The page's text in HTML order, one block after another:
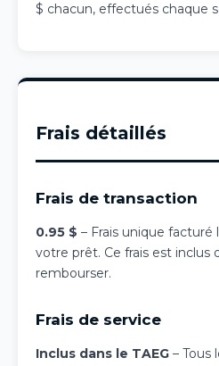
$ chacun, effectués chaque
Frais détaillés
Frais de transaction
0.95 $ – Frais unique facturé
votre prêt. Ce frais est inclus
rembourser.
Frais de service
Inclus dans le TAEG – Tous